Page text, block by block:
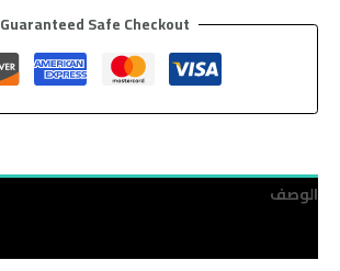
Guaranteed Safe Checkout
الوصف